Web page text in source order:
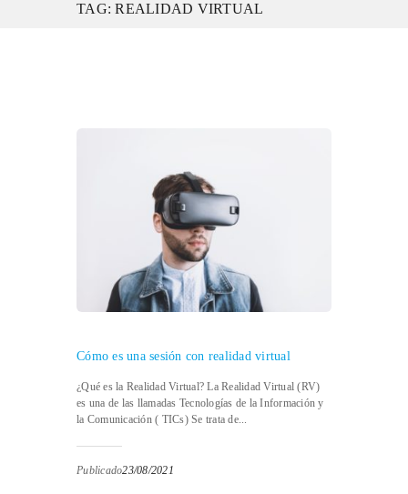
TAG: REALIDAD VIRTUAL
Cómo es una sesión con realidad virtual
¿Qué es la Realidad Virtual? La Realidad Virtual (RV)
es una de las llamadas Tecnologías de la Información y
la Comunicación ( TICs) Se trata de...
Publicado23/08/2021